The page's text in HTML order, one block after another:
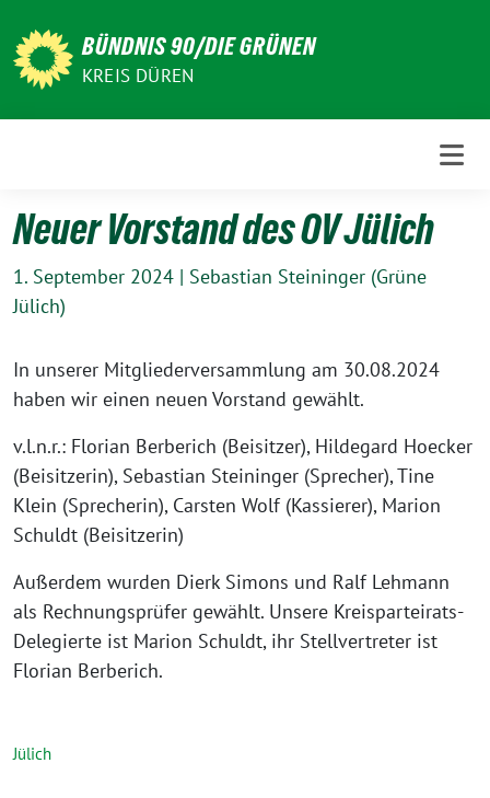
zum
Inhalt
BÜNDNIS 90/DIE GRÜNEN
KREIS DÜREN
Neuer Vorstand des OV Jülich
1. September 2024 | Sebastian Steininger (Grüne
Jülich)
In unserer Mitgliederversammlung am 30.08.2024
haben wir einen neuen Vorstand gewählt.
v.l.n.r.: Florian Berberich (Beisitzer), Hildegard Hoecker
(Beisitzerin), Sebastian Steininger (Sprecher), Tine
Klein (Sprecherin), Carsten Wolf (Kassierer), Marion
Schuldt (Beisitzerin)
Außerdem wurden Dierk Simons und Ralf Lehmann
als Rechnungsprüfer gewählt. Unsere Kreisparteirats-
Delegierte ist Marion Schuldt, ihr Stellvertreter ist
Florian Berberich.
Jülich